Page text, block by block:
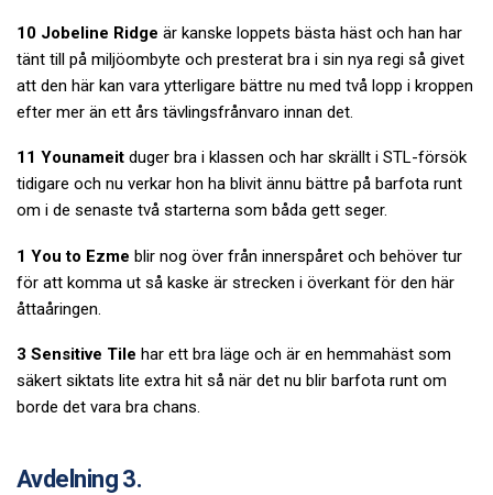
10 Jobeline Ridge är kanske loppets bästa häst och han har
tänt till på miljöombyte och presterat bra i sin nya regi så givet
att den här kan vara ytterligare bättre nu med två lopp i kroppen
efter mer än ett års tävlingsfrånvaro innan det.
11 Younameit duger bra i klassen och har skrällt i STL-försök
tidigare och nu verkar hon ha blivit ännu bättre på barfota runt
om i de senaste två starterna som båda gett seger.
1 You to Ezme blir nog över från innerspåret och behöver tur
för att komma ut så kaske är strecken i överkant för den här
åttaåringen.
3 Sensitive Tile har ett bra läge och är en hemmahäst som
säkert siktats lite extra hit så när det nu blir barfota runt om
borde det vara bra chans.
Avdelning 3.